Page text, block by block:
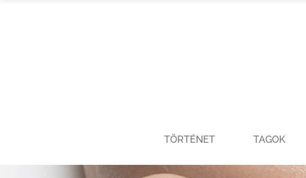
TÖRTÉNET TAGOK